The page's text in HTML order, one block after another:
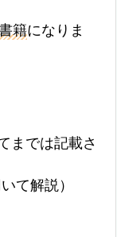
籍になりま
までは記載さ
て解説）